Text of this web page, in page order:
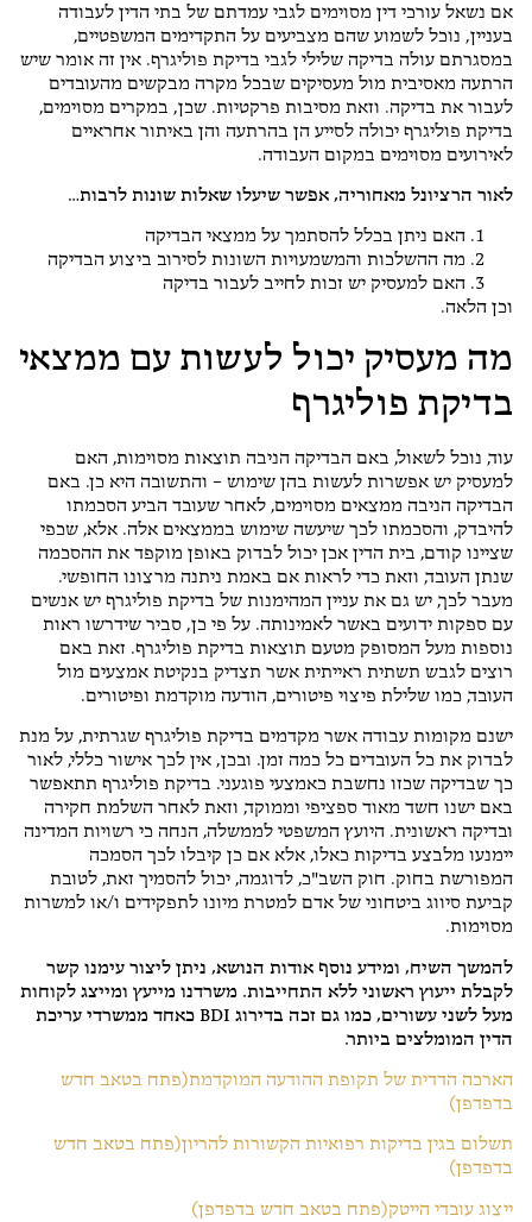
אם נשאל עורכי דין מסוימים לגבי עמדתם של בתי הדין לעבודה
בעניין, נוכל לשמוע שהם מצביעים על התקדימים המשפטיים,
במסגרתם עולה בדיקה שלילי לגבי בדיקת פוליגרף. אין זה אומר שיש
הרתעה מאסיבית מול מעסיקים שבכל מקרה מבקשים מהעובדים
לעבור את בדיקה. וזאת מסיבות פרקטיות. שכן, במקרים מסוימים,
בדיקת פוליגרף יכולה לסייע הן בהרתעה והן באיתור אחראיים
לאירועים מסוימים במקום העבודה.
לאור הרציונל מאחוריה, אפשר שיעלו שאלות שונות לרבות…
האם ניתן בכלל להסתמך על ממצאי הבדיקה
מה ההשלכות והמשמעויות השונות לסירוב ביצוע הבדיקה
האם למעסיק יש זכות לחייב לעבור בדיקה
וכן הלאה.
מה מעסיק יכול לעשות עם ממצאי
בדיקת פוליגרף
עוד, נוכל לשאול, באם הבדיקה הניבה תוצאות מסוימות, האם
למעסיק יש אפשרות לעשות בהן שימוש – והתשובה היא כן. באם
הבדיקה הניבה ממצאים מסוימים, לאחר שעובד הביע הסכמתו
להיבדק, והסכמתו לכך שיעשה שימוש בממצאים אלה. אלא, שכפי
שציינו קודם, בית הדין אכן יכול לבדוק באופן מוקפד את ההסכמה
שנתן העובד, וזאת כדי לראות אם באמת ניתנה מרצונו החופשי.
מעבר לכך, יש גם את עניין המהימנות של בדיקת פוליגרף יש אנשים
עם ספקות ידועים באשר לאמינותה. על פי כן, סביר שידרשו ראות
נוספות מעל המסופק מטעם תוצאות בדיקת פוליגרף. זאת באם
רוצים לגבש תשתית ראייתית אשר תצדיק בנקיטת אמצעים מול
העובד, כמו שלילת פיצוי פיטורים, הודעה מוקדמת ופיטורים.
ישנם מקומות עבודה אשר מקדמים בדיקת פוליגרף שגרתית, על מנת
לבדוק את כל העובדים כל כמה זמן. ובכן, אין לכך אישור כללי, לאור
כך שבדיקה שכזו נחשבת כאמצעי פוגעני. בדיקת פוליגרף תתאפשר
באם ישנו חשד מאוד ספציפי וממוקד, וזאת לאחר השלמת חקירה
ובדיקה ראשונית. היועץ המשפטי לממשלה, הנחה כי רשויות המדינה
יימנעו מלבצע בדיקות כאלו, אלא אם כן קיבלו לכך הסמכה
המפורשת בחוק. חוק השב"כ, לדוגמה, יכול להסמיך זאת, לטובת
קביעת סיווג ביטחוני של אדם למטרת מיונו לתפקידים ו/או למשרות
מסוימות.
להמשך השיח, ומידע נוסף אודות הנושא, ניתן ליצור עימנו קשר
לקבלת ייעוץ ראשוני ללא התחייבות. משרדנו מייעץ ומייצג לקוחות
מעל לשני עשורים, כמו גם זכה בדירוג BDI כאחד ממשרדי עריכת
הדין המומלצים ביותר.
הארכה הדדית של תקופת ההודעה המוקדמת(פתח בטאב חדש
בדפדפן)
תשלום בגין בדיקות רפואיות הקשורות להריון(פתח בטאב חדש
בדפדפן)
ייצוג עובדי הייטק(פתח בטאב חדש בדפדפן)